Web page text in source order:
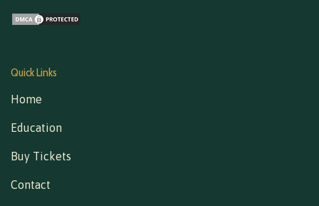
Quick Links
Home
Education
Buy Tickets
Contact